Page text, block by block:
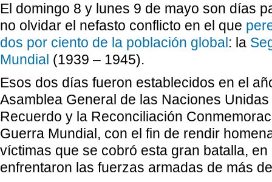
El domingo 8 y lunes 9 de mayo son días
no olvidar el nefasto conflicto en el que
dos por ciento de la población global : la
Mundial (1939 – 1945).
Esos dos días fueron establecidos en el
Asamblea General de las Naciones
Recuerdo y la Reconciliación
Guerra Mundial, con el fin de rendir
víctimas que se cobró esta gran batalla, en
enfrentaron las fuerzas armadas de más